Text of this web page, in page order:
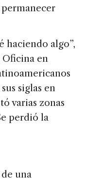
haciendo algo”,
Oficina en
siglas en
varias zonas
perdió la
una